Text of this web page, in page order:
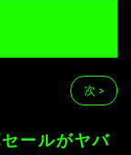
次 >
ールがヤバ